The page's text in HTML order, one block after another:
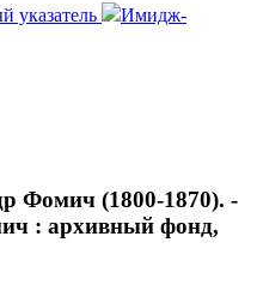
указатель
Имидж-
Фомич (1800-1870). -
: архивный фонд,